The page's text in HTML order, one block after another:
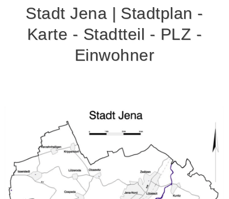
PREISE
ANGEBOT EINHOLEN
KONTAKT
Stadt Jena | Stadtplan -
Karte - Stadtteil - PLZ -
Einwohner